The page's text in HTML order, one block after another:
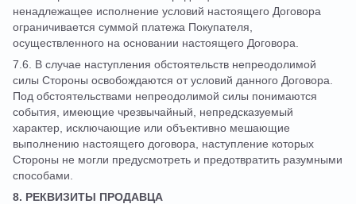
ненадлежащее исполнение условий настоящего Договора
ограничивается суммой платежа Покупателя,
осуществленного на основании настоящего Договора.
7.6. В случае наступления обстоятельств непреодолимой
силы Стороны освобождаются от условий данного Договора.
Под обстоятельствами непреодолимой силы понимаются
события, имеющие чрезвычайный, непредсказуемый
характер, исключающие или объективно мешающие
выполнению настоящего договора, наступление которых
Стороны не могли предусмотреть и предотвратить разумными
способами.
8. РЕКВИЗИТЫ ПРОДАВЦА